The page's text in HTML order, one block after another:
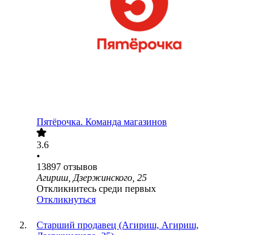
Пятёрочка. Команда магазинов
3.6
•
13897 отзывов
Агириш, Дзержинского, 25
Откликнитесь среди первых
Откликнуться
Старший продавец (Агириш, Агириш,